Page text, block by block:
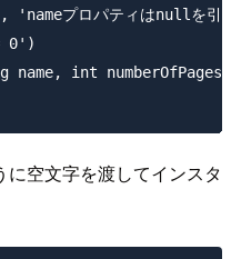
プロパティはnullを引
0')
name, int
空文字を渡してインスタ